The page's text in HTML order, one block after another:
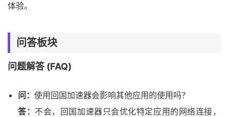
体验。
问答板块
问题解答 (FAQ)
问： 使用回国加速器会影响其他应用的使用吗？
答： 不会，回国加速器只会优化特定应用的网络连接，